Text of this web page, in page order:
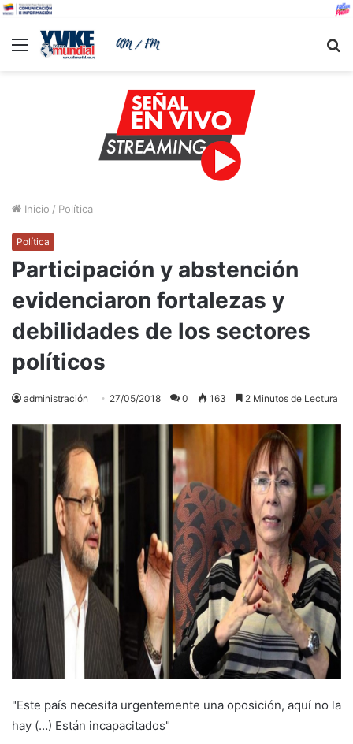
Menu
Inicio / Política
Política
Participación y abstención
evidenciaron fortalezas y
debilidades de los sectores
políticos
administración 27/05/2018 0 163 2 Minutos de Lectura
"Este país necesita urgentemente una oposición, aquí no la
hay (…) Están incapacitados"